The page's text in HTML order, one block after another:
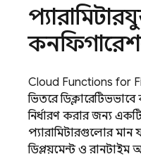
Cloud Functions for
ভিতরে
নির্ধারণ করার জন্য
প্যারামিটারগুলোর মান
ডিপ্লয়মেন্ট ও